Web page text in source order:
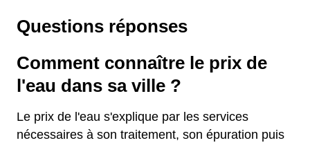
Questions réponses
Comment connaître le prix de
l'eau dans sa ville ?
Le prix de l'eau s'explique par les services
nécessaires à son traitement, son épuration puis